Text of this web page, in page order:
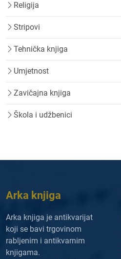
Religija
Stripovi
Tehnička knjiga
Umjetnost
Zavičajna knjiga
Škola i udžbenici
Arka knjiga
Arka knjiga je antikvarijat
koji se bavi trgovinom
rabljenim i antikvarnim
knjigama.